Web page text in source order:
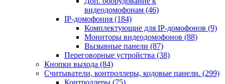
видеодомофонам (46)
IP-домофония (184)
Комплектующие для IP-домофонов (9)
Мониторы видеодомофонов (88)
Вызывные панели (87)
Переговорные устройства (38)
Кнопки выхода (84)
Считыватели, контроллеры, кодовые панели. (299)
Контроллеры (75)